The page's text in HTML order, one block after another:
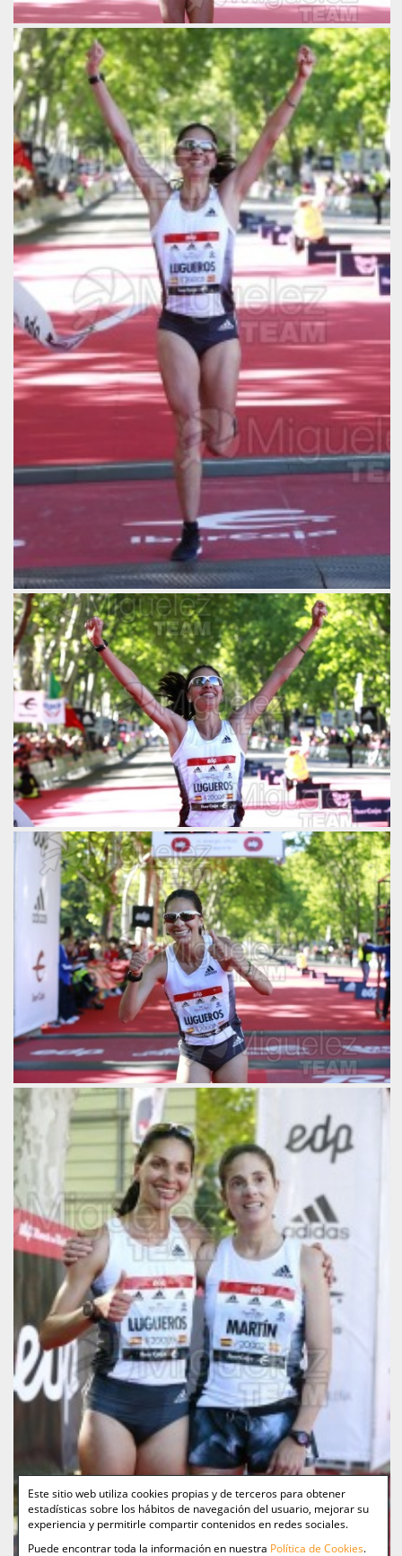
Este sitio web utiliza cookies propias y de terceros para obtener
estadísticas sobre los hábitos de navegación del usuario, mejorar su
experiencia y permitirle compartir contenidos en redes sociales.
Puede encontrar toda la información en nuestra Política de Cookies.